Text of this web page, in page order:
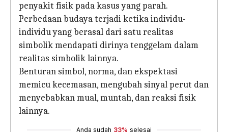
penyakit fisik pada kasus yang parah.
Perbedaan budaya terjadi ketika individu-
individu yang berasal dari satu realitas
simbolik mendapati dirinya tenggelam dalam
realitas simbolik lainnya.
Benturan simbol, norma, dan ekspektasi
memicu kecemasan, mengubah sinyal perut dan
menyebabkan mual, muntah, dan reaksi fisik
lainnya.
Anda sudah 33% selesai